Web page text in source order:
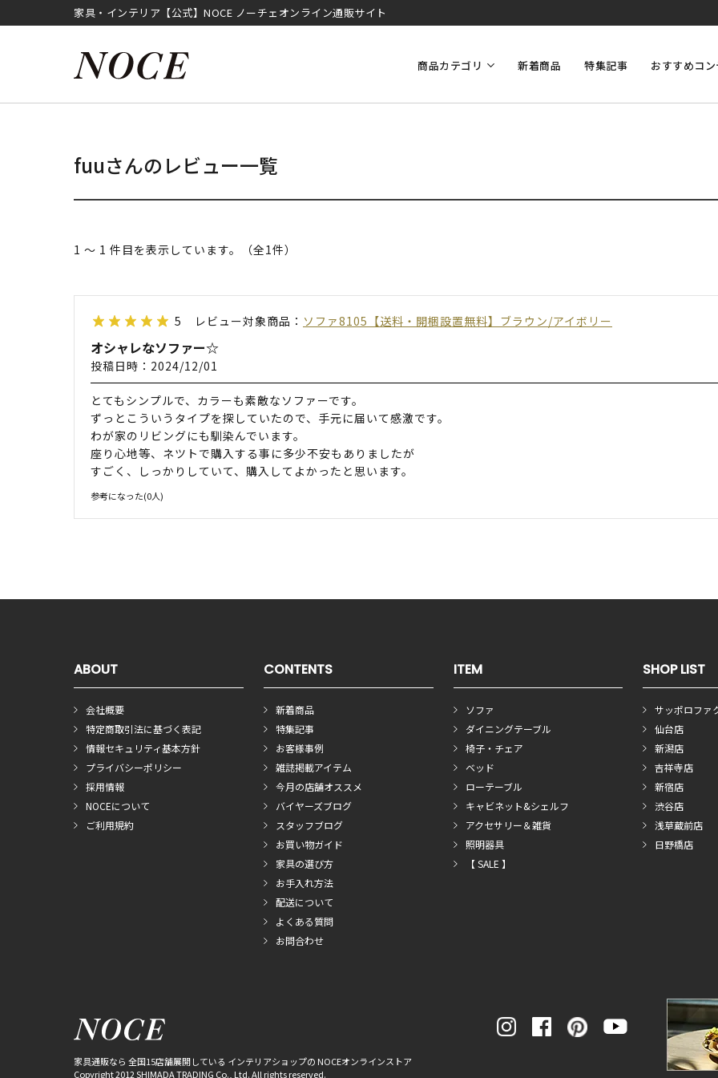
家具・インテリア【公式】NOCE ノーチェオンライン通販サイト
商品カテゴリ 新着商品 特集記事 おすすめコ
fuuさんのレビュー一覧
1 ～ 1 件目を表示しています。（全1件）
5 レビュー対象商品： ソファ8105【送料・開梱設置無料】ブラウン/アイボリー
オシャレなソファー☆
投稿日時：2024/12/01
とてもシンプルで、カラーも素敵なソファーです。
ずっとこういうタイプを探していたので、手元に届いて感激です。
わが家のリビングにも馴染んでいます。
座り心地等、ネツトで購入する事に多少不安もありましたが
すごく、しっかりしていて、購入してよかったと思います。
参考になった(0人)
ABOUT
会社概要
特定商取引法に基づく表記
情報セキュリティ基本方針
プライバシーポリシー
採用情報
NOCEについて
ご利用規約
CONTENTS
新着商品
特集記事
お客様事例
雑誌掲載アイテム
今月の店舗オススメ
バイヤーズブログ
スタッフブログ
お買い物ガイド
家具の選び方
お手入れ方法
配送について
よくある質問
お問合わせ
ITEM
ソファ
ダイニングテーブル
椅子・チェア
ベッド
ローテーブル
キャビネット&シェルフ
アクセサリー＆雑貨
照明器具
【 SALE 】
SHOP LIST
サッポロファ
仙台店
新潟店
吉祥寺店
新宿店
渋谷店
浅草蔵前店
日野橋店
家具通販なら 全国15店舗展開している インテリアショップの NOCEオンラインストア
Copyright 2012 SHIMADA TRADING Co., Ltd. All rights reserved.